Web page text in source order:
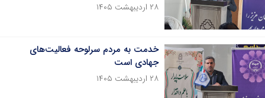
۲۸ اردیبهشت ۱۴۰۵
خدمت به مردم سرلوحه فعالیت‌های
جهادی است
۲۸ اردیبهشت ۱۴۰۵